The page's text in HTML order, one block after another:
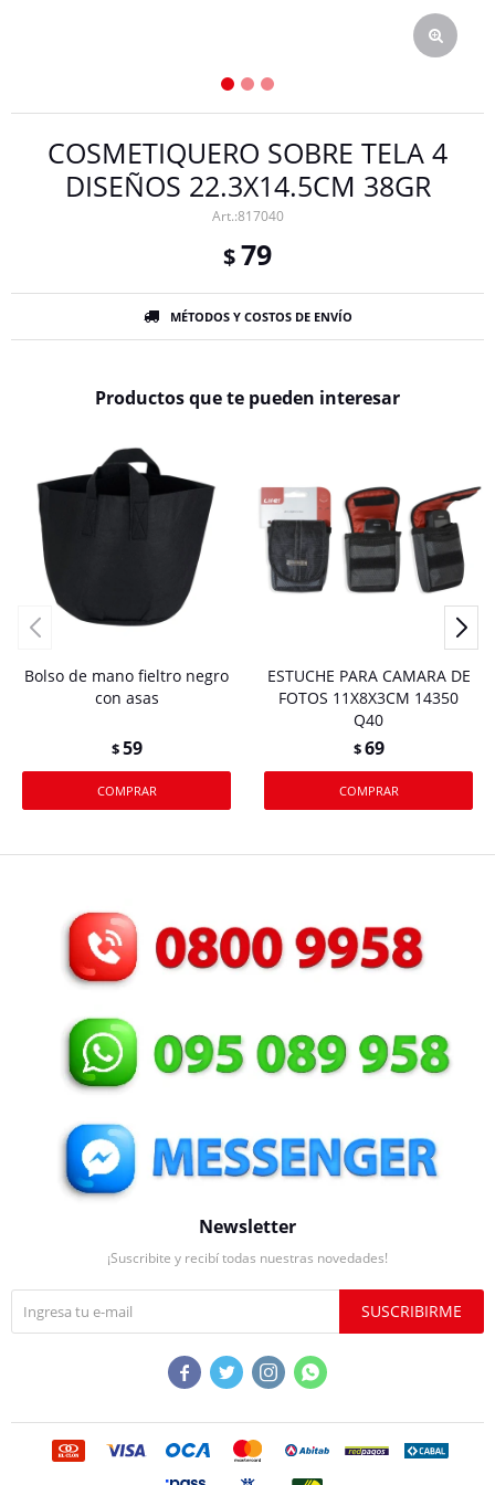
COSMETIQUERO SOBRE TELA 4
DISEÑOS 22.3X14.5CM 38GR
817040
$79
MÉTODOS Y COSTOS DE ENVÍO
Productos que te pueden interesar
Bolso de mano fieltro negro
con asas
$59
ESTUCHE PARA CAMARA DE
FOTOS 11X8X3CM 14350
Q40
$69
Newsletter
¡Suscribite y recibí todas nuestras novedades!
SUSCRIBIRME
   